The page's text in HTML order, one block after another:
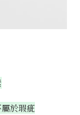
於瑕疵